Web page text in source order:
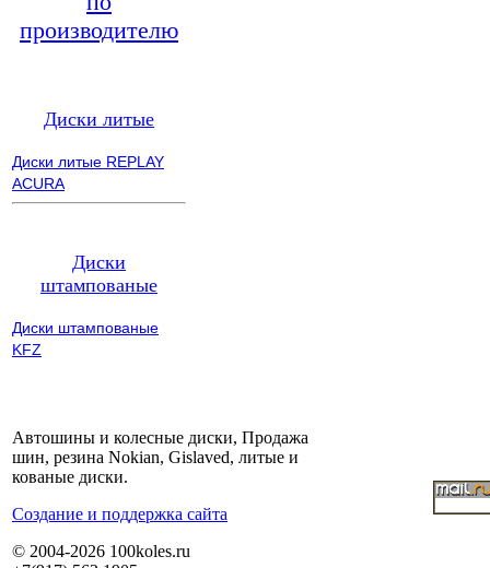
производителю
Диски литые
Диски литые REPLAY
ACURA
Диски
штампованые
Диски штампованые
KFZ
Автошины и колесные диски, Продажа
шин, резина Nokian, Gislaved, литые и
кованые диски.
Cоздание и поддержка сайта
© 2004-2026 100koles.ru